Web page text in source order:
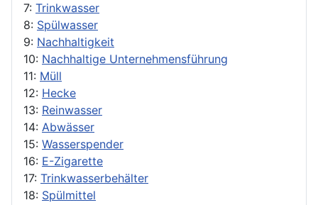
7: Trinkwasser
8: Spülwasser
9: Nachhaltigkeit
10: Nachhaltige Unternehmensführung
11: Müll
12: Hecke
13: Reinwasser
14: Abwässer
15: Wasserspender
16: E-Zigarette
17: Trinkwasserbehälter
18: Spülmittel